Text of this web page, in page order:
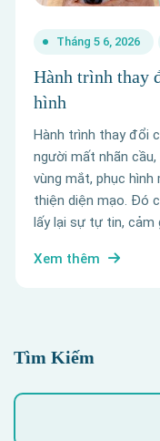
Tháng 5 6, 2026
Hành trình thay
hình
Hành trình thay đổi
người mất nhãn
vùng mắt, phục hình
thiện diện mạo. Đó
lấy lại sự tự tin, cảm
Xem thêm
Tìm Kiếm